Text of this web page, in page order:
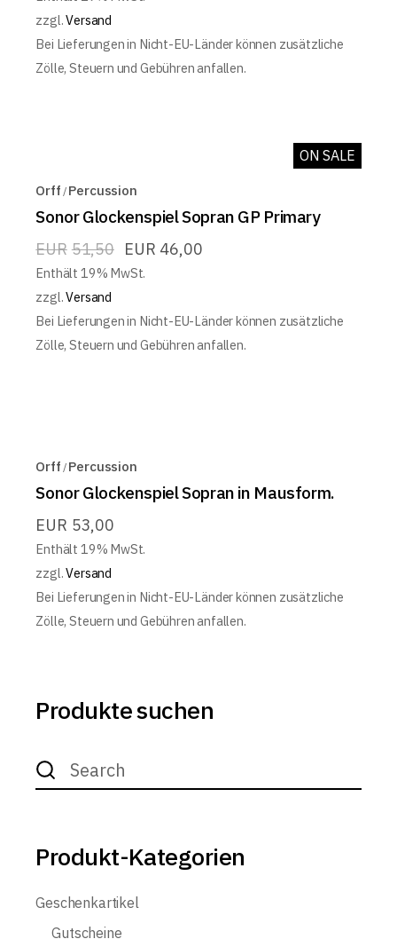
zzgl.Versand
Bei Lieferungen in Nicht-EU-Länder können zusätzliche
Zölle, Steuern und Gebühren anfallen.
ON SALE
Orff Percussion
Sonor Glockenspiel Sopran GP Primary
EUR 51,50 EUR 46,00
Enthält 19% MwSt.
zzgl.Versand
Bei Lieferungen in Nicht-EU-Länder können zusätzliche
Zölle, Steuern und Gebühren anfallen.
Orff Percussion
Sonor Glockenspiel Sopran in Mausform.
EUR 53,00
Enthält 19% MwSt.
zzgl.Versand
Bei Lieferungen in Nicht-EU-Länder können zusätzliche
Zölle, Steuern und Gebühren anfallen.
Produkte suchen
Search
for:
Produkt-Kategorien
Geschenkartikel
Gutscheine